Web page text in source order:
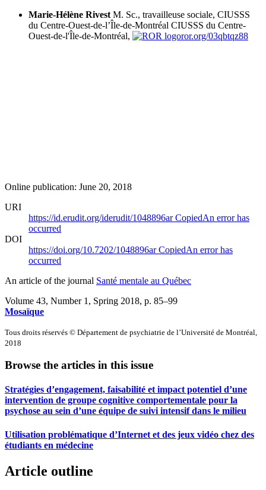
Marie-Hélène Rivest M. Sc., travailleuse sociale, CIUSSS
du Centre-Ouest-de-l’Île-de-Montréal CIUSSS du Centre-
Ouest-de-l'Île-de-Montréal,
ror.org/03qbtqz88
Online publication: June 20, 2018
URI
https://id.erudit.org/iderudit/1048896arCopiedAn error has
occurred
DOI
https://doi.org/10.7202/1048896arCopiedAn error has
occurred
An article of the journal Santé mentale au Québec
Volume 43, Number 1, Spring 2018, p. 85–99
Mosaïque
Tous droits réservés © Département de psychiatrie de l’Université de Montréal,
2018
Browse the articles in this issue
Stratégies d’engagement, faisabilité et impact potentiel d’une
intervention de groupe cognitive comportementale pour la
psychose au sein d’une équipe de suivi intensif dans le milieu
Utilisation problématique d’Internet et des jeux vidéo chez des
étudiants en médecine
Article outline